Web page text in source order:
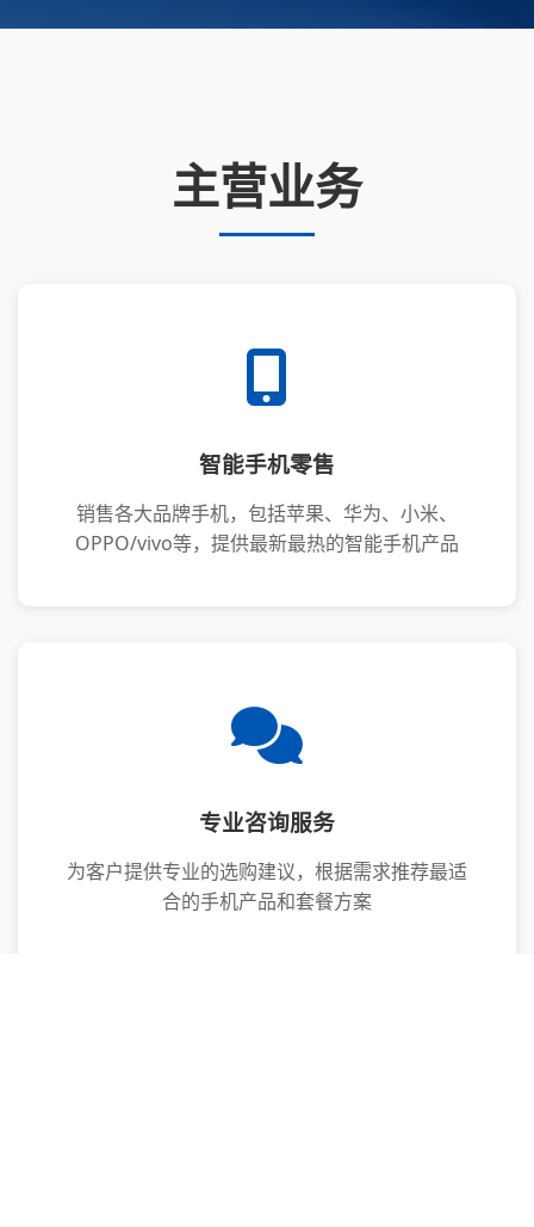
主营业务
智能手机零售
销售各大品牌手机，包括苹果、华为、小米、
OPPO/vivo等，提供最新最热的智能手机产品
专业咨询服务
为客户提供专业的选购建议，根据需求推荐最适
合的手机产品和套餐方案